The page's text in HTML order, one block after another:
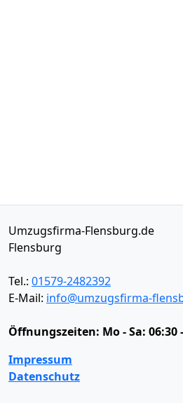
Umzugsfirma-Flensburg.de
Flensburg
Tel.: 01579-2482392
E-Mail: info@umzugsfirma-
Öffnungszeiten: Mo - Sa: 06:30
Impressum
Datenschutz